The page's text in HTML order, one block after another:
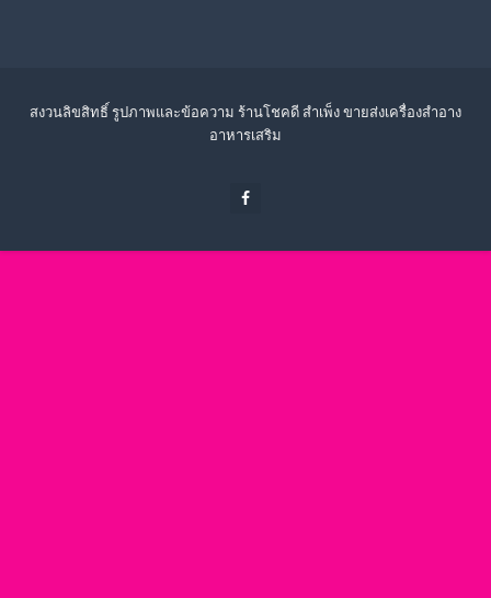
สงวนลิขสิทธิ์ รูปภาพและข้อความ ร้านโชคดี สำเพ็ง ขายส่งเครื่องสำอาง
อาหารเสริม